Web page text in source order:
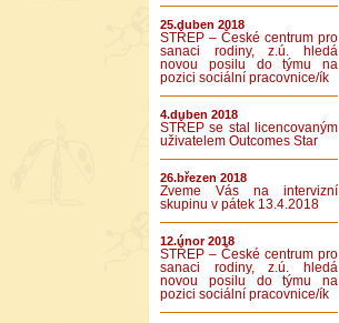
25.duben 2018
STŘEP – České centrum pro
sanaci rodiny, z.ú. hledá
novou posilu do týmu na
pozici sociální pracovnice/ík
4.duben 2018
STŘEP se stal licencovaným
uživatelem Outcomes Star
26.březen 2018
Zveme Vás na intervizní
skupinu v pátek 13.4.2018
12.únor 2018
STŘEP – České centrum pro
sanaci rodiny, z.ú. hledá
novou posilu do týmu na
pozici sociální pracovnice/ík